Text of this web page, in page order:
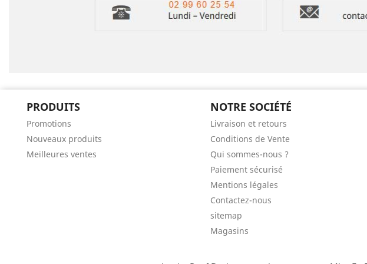
PRODUITS
Promotions
Nouveaux produits
Meilleures ventes
NOTRE SOCIÉTÉ
Livraison et retours
Conditions de Vente
Qui sommes-nous ?
Paiement sécurisé
Mentions légales
Contactez-nous
sitemap
Magasins